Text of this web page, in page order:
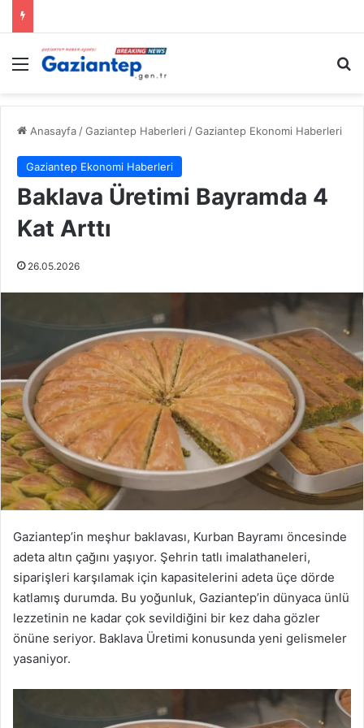
Menü
Anasayfa /Gaziantep Haberleri /Gaziantep Ekonomi Haberleri
Gaziantep Ekonomi Haberleri
Baklava Üretimi Bayramda 4
Kat Arttı
26.05.2026
Gaziantep’in meşhur baklavası, Kurban Bayramı öncesinde
adeta altın çağını yaşıyor. Şehrin tatlı imalathaneleri,
siparişleri karşılamak için kapasitelerini adeta üçe dörde
katlamış durumda. Bu yoğunluk, Gaziantep’in dünyaca ünlü
lezzetinin ne kadar çok sevildiğini bir kez daha gözler
önüne seriyor. Baklava Üretimi konusunda yeni gelismeler
yasaniyor.